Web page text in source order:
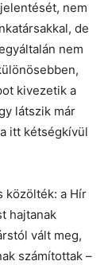
nem
de
nem
kivezetik a
látszik már
itt kétségkívül
közölték: a Hír
hajtanak
vált meg,
számítottak –